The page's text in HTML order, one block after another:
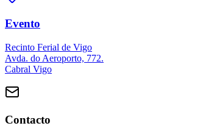
Evento
Recinto Ferial de Vigo
Avda. do Aeroporto, 772.
Cabral Vigo
Contacto